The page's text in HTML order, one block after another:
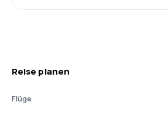
Reise planen
Flüge